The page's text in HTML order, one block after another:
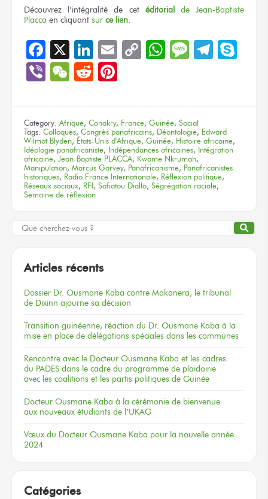
Découvrez l’intégralitéde cet éditorial de Jean-Baptiste
Placca en cliquant sur ce lien.
Facebook
X LinkedIn
EmailCopyWhatsApp
Message
ViberWeChat
Reddit
Category: Afrique, Conakry, France, Guinée, Social
Tags: Colloques, Congrès panafricains, Déontologie, Edward
Wilmot Blyden, États-Unis d'Afrique, Guinée, Histoire africaine,
Idéologie panafricaniste, Indépendances africaines, Intégration
africaine, Jean-Baptiste PLACCA, Kwame Nkrumah,
Manipulation, Marcus Garvey, Panafricanisme, Panafricanistes
historiques, Radio France Internationale, Réflexion politique,
Réseaux sociaux, RFI , Safiatou Diallo, Ségrégation raciale,
Semaine de réflexion
Articles récents
Dossier Dr. Ousmane Kaba contre Makanera, le tribunal
de Dixinn ajourne sa décision
Transition guinéenne, réaction du Dr. Ousmane Kaba à la
mise en place de délégations spéciales dans les communes
Rencontre avec le Docteur Ousmane Kaba et les cadres
du PADES dans le cadre du programme de plaidoirie
avec les coalitions et les partis politiques de Guinée
Docteur Ousmane Kaba à la cérémonie de bienvenue
aux nouveaux étudiants de l’UKAG
Vœux du Docteur Ousmane Kaba pour la nouvelle année
2024
Catégories